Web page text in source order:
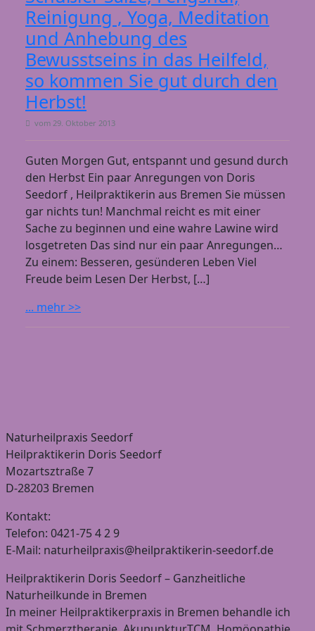
Reinigung , Yoga, Meditation
und Anhebung des
Bewusstseins in das Heilfeld,
so kommen Sie gut durch den
Herbst!
vom 29. Oktober 2013
Guten Morgen Gut, entspannt und gesund durch
den Herbst Ein paar Anregungen von Doris
Seedorf , Heilpraktikerin aus Bremen Sie müssen
gar nichts tun! Manchmal reicht es mit einer
Sache zu beginnen und eine wahre Lawine wird
losgetreten Das sind nur ein paar Anregungen…
Zu einem: Besseren, gesünderen Leben Viel
Freude beim Lesen Der Herbst, […]
... mehr >>
Naturheilpraxis Seedorf
Heilpraktikerin Doris Seedorf
Mozartsztraße 7
D-28203 Bremen
Kontakt:
Telefon: 0421-75 4 2 9
E-Mail: naturheilpraxis@heilpraktikerin-seedorf.de
Heilpraktikerin Doris Seedorf – Ganzheitliche
Naturheilkunde in Bremen
In meiner Heilpraktikerpraxis in Bremen behandle ich